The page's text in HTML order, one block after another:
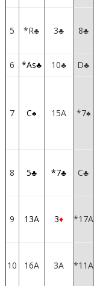
5 *R♣ 3♣ 8♣
6
*As♣ 10♣ D♣
7 C♠ 15A *7♠
8 5♣ *7♣ C♣
9 13A 3♦ *17A
10 16A 3A *11A